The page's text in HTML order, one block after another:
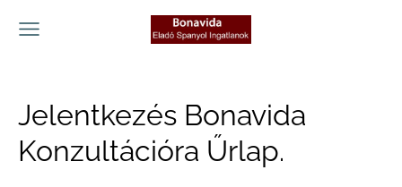
Jelentkezés Bonavida
Konzultációra Űrlap.